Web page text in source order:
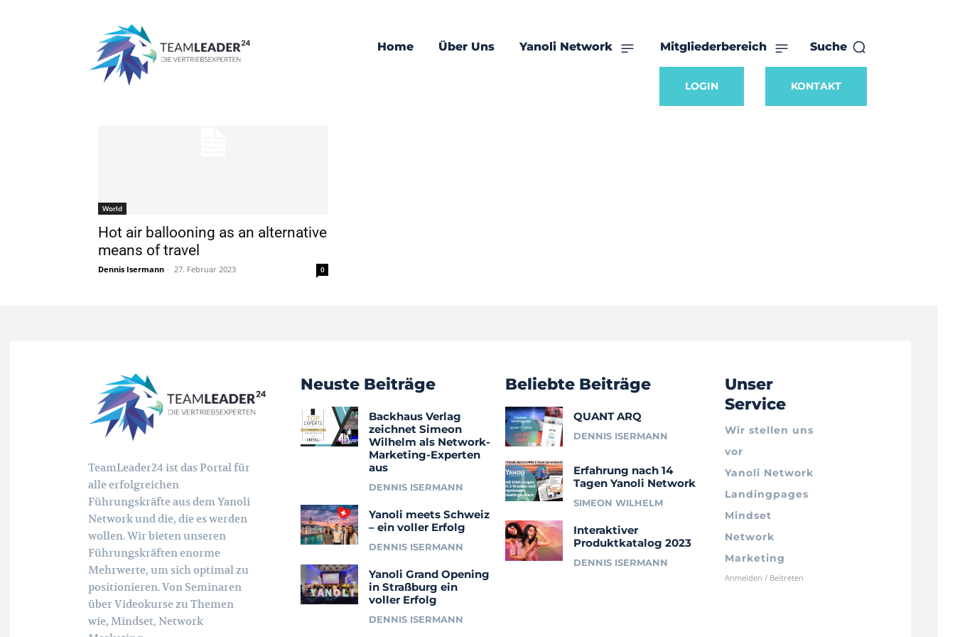
Home Über Uns Yanoli Network Mitgliederbereich Suche
LOGIN KONTAKT
Schlagworte
Tag: Balloon
World
Hot air ballooning as an alternative
means of travel
Dennis Isermann - 27. Februar 2023 0
TeamLeader24 ist das Portal für
alle erfolgreichen
Führungskräfte aus dem Yanoli
Network und die, die es werden
wollen. Wir bieten unseren
Führungskräften enorme
Mehrwerte, um sich optimal zu
positionieren. Von Seminaren
über Videokurse zu Themen
wie, Mindset, Network
Neuste Beiträge
Backhaus Verlag
zeichnet Simeon
Wilhelm als Network-
Marketing-Experten
aus
DENNIS ISERMANN
Yanoli meets Schweiz
– ein voller Erfolg
DENNIS ISERMANN
Yanoli Grand Opening
in Straßburg ein
voller Erfolg
DENNIS ISERMANN
Beliebte Beiträge
QUANT ARQ
DENNIS ISERMANN
Erfahrung nach 14
Tagen Yanoli Network
SIMEON WILHELM
Interaktiver
Produktkatalog 2023
DENNIS ISERMANN
Unser
Service
Wir stellen uns
vor
Yanoli Network
Landingpages
Mindset
Network
Marketing
Anmelden / Beitreten